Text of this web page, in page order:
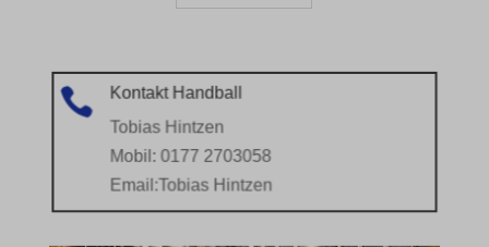

Kontakt Handball
Tobias Hintzen
Mobil: 0177 2703058
Email:Tobias Hintzen